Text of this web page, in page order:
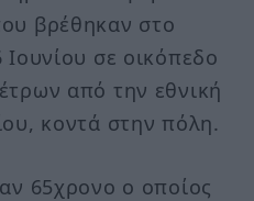
βρέθηκαν στο
σε οικόπεδο
από την εθνική
κοντά στην πόλη.
65χρονο ο οποίος